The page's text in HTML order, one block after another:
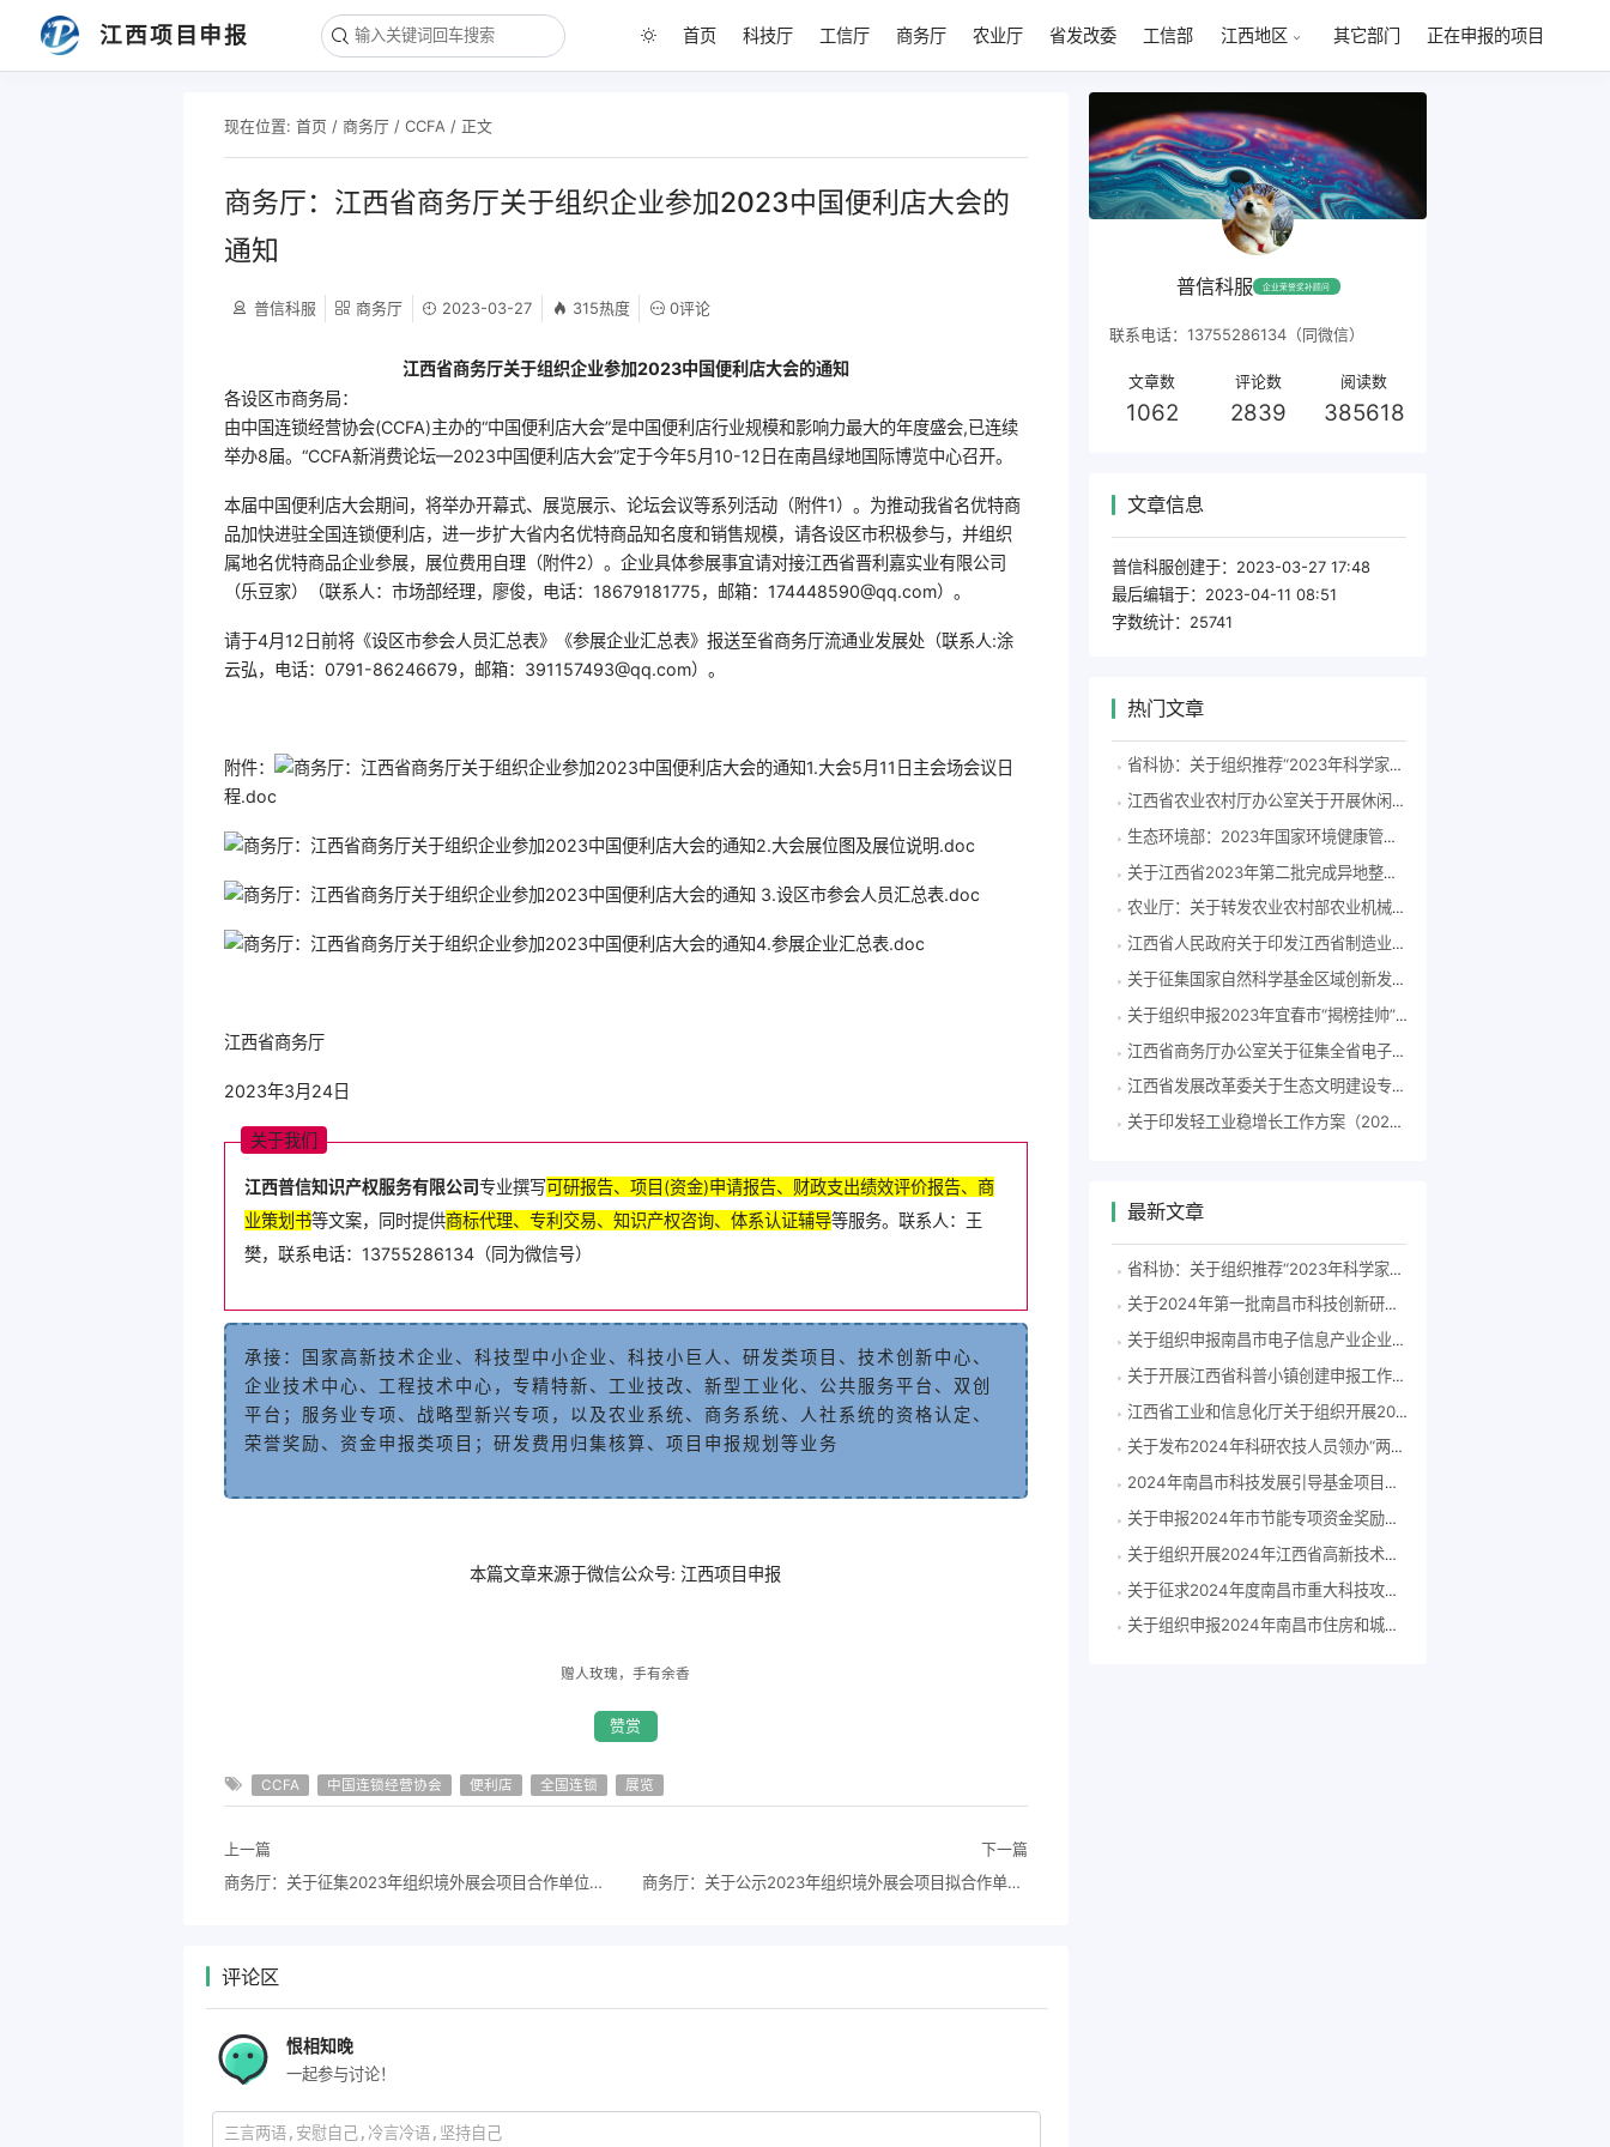
江西项目申报 首页 科技厅 工信厅 商务厅 农业厅 省发改委 工信部 江西地区 其它部门 正在申报的项目
现在位置: 首页 / 商务厅/ CCFA / 正文
商务厅：江西省商务厅关于组织企业参加2023中国便利店大会的
通知
普信科服 商务厅 2023-03-27 315热度 0评论
江西省商务厅关于组织企业参加2023中国便利店大会的通知
各设区市商务局：
由中国连锁经营协会(CCFA)主办的“中国便利店大会”是中国便利店行业规模和影响力最大的年度盛会,已连续
举办8届。“CCFA新消费论坛—2023中国便利店大会”定于今年5月10-12日在南昌绿地国际博览中心召开。
本届中国便利店大会期间，将举办开幕式、展览展示、论坛会议等系列活动（附件1）。为推动我省名优特商
品加快进驻全国连锁便利店，进一步扩大省内名优特商品知名度和销售规模，请各设区市积极参与，并组织
属地名优特商品企业参展，展位费用自理（附件2）。企业具体参展事宜请对接江西省晋利嘉实业有限公司
（乐豆家）（联系人：市场部经理，廖俊，电话：18679181775，邮箱：174448590@qq.com）。
请于4月12日前将《设区市参会人员汇总表》《参展企业汇总表》报送至省商务厅流通业发展处（联系人:涂
云弘，电话：0791-86246679，邮箱：391157493@qq.com）。
附件：
1.大会5月11日主会场会议日
程.doc
2.大会展位图及展位说明.doc
3.设区市参会人员汇总表.doc
4.参展企业汇总表.doc
江西省商务厅
2023年3月24日
关于我们
江西普信知识产权服务有限公司专业撰写可研报告、 项目 (资金)申请报告、 财政支出绩效评价报告、 商
业策划书等文案， 同时提供商标代理、 专利 交易、 知识产权咨询、 体系认证辅导等服务。 联系人 ：王
樊， 联系电话： 13755286134（同为微信号）
承接 ： 国 家高新技术企业 、 科技型 中小企业 、 科技小 巨 人 、 研发类项 目 、 技术创 新中心、
企业技术中心、工程技术中心 ， 专精特新、 工 业技改、 新型 工 业化、 公共服务平台 、 双创
平台 ； 服务业专项、 战 略型新兴专项 ， 以 及农 业 系统、 商务系统、 人 社系统的资格认 定 、
荣誉奖励、 资金申报 类项 目 ； 研发费用 归集核算、 项 目 申报规划 等业务
本篇文章来源于微信公众号: 江西项目申报
赠人玫瑰，手有余香
赞赏
CCFA 中国连锁经营协会 便利店 全国连锁 展览
上一篇
商务厅：关于征集2023年组织境外展会项目合作单位的通知
下一篇
商务厅：关于公示2023年组织境外展会项目拟合作单位的通知
评论区
恨相知晚
一起参与讨论！
普信科服 企业荣誉奖补顾问
联系电话：13755286134（同微信）
文章数
1062
评论数
2839
阅读数
385618
文章信息
普信科服创建于： 2023-03-27 17:48
最后编辑于： 2023-04-11 08:51
字数统计： 25741
热门文章
省科协：关于组织推荐“2023年科学家精神教育基地”申报单位的通知
江西省农业农村厅办公室关于开展休闲农业和乡村旅游、 “3+N”社企对接重点村宣传推介活动的通知
生态环境部：2023年国家环境健康管理试点推荐申报工作现已启动
关于江西省2023年第二批完成异地整体搬迁高新技术企业资格继续有效的公告
农业厅：关于转发农业农村部农业机械化总站《关于组织推荐2023年度神内基金农技推广奖农机化系统候选人的通知》的通知
江西省人民政府关于印发江西省制造业重点产业链现代化建设“1269”行动计划（2023-2026年）的通知
关于征集国家自然科学基金区域创新发展联合基金（江西）项目申报指南建议的通知
关于组织申报2023年宜春市“揭榜挂帅”重大科技项目、科技计划项目和锂电产业链重大科技项目的通知
江西省商务厅办公室关于征集全省电子商务优秀案例的通知
江西省发展改革委关于生态文明建设专项（生态文明试验区建设方向）2023年省预算内基建投资项目（第二批）的公示
关于印发轻工业稳增长工作方案（2023—2024年）的通知
最新文章
省科协：关于组织推荐“2023年科学家精神教育基地”申报单位的通知
关于2024年第一批南昌市科技创新研发飞地拟认定单位的公示
关于组织申报南昌市电子信息产业企业2023年度研发费用后补助项目的通知(洪科字〔2024〕83号）
关于开展江西省科普小镇创建申报工作的通知
江西省工业和信息化厅关于组织开展2024年度江西省专精特新中小企业认定和复核工作的通知
关于发布2024年科研农技人员领办“两片”擂台赛榜单的通知
2024年南昌市科技发展引导基金项目申报指南
关于申报2024年市节能专项资金奖励补助备选项目的通知
关于组织开展2024年江西省高新技术企业认定工作的通知
关于征求2024年度南昌市重大科技攻关项目指南意见建议的通知（洪科字〔2024〕55号）
关于组织申报2024年南昌市住房和城乡建设科技计划项目的通知